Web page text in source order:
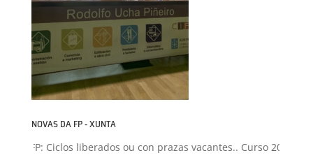
NOVAS DA FP - XUNTA
FP: Ciclos liberados ou con prazas vacantes.. Curso 2026-2027